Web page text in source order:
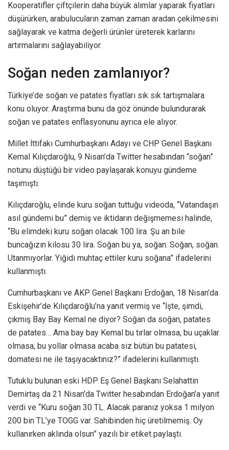
Kooperatifler çiftçilerin daha büyük alımlar yaparak fiyatları
düşürürken, arabulucuların zaman zaman aradan çekilmesini
sağlayarak ve katma değerli ürünler üreterek karlarını
artırmalarını sağlayabiliyor.
Soğan neden zamlanıyor?
Türkiye’de soğan ve patates fiyatları sık sık tartışmalara
konu oluyor. Araştırma bunu da göz önünde bulundurarak
soğan ve patates enflasyonunu ayrıca ele alıyor.
Millet İttifakı Cumhurbaşkanı Adayı ve CHP Genel Başkanı
Kemal Kılıçdaroğlu, 9 Nisan’da Twitter hesabından “soğan”
notunu düştüğü bir video paylaşarak konuyu gündeme
taşımıştı.
Kılıçdaroğlu, elinde kuru soğan tuttuğu videoda, “Vatandaşın
asıl gündemi bu” demiş ve iktidarın değişmemesi halinde,
“Bu elimdeki kuru soğan olacak 100 lira. Şu an bile
buncağızın kilosu 30 lira. Soğan bu ya, soğan. Soğan, soğan.
Utanmıyorlar. Yiğidi muhtaç ettiler kuru soğana” ifadelerini
kullanmıştı.
Cumhurbaşkanı ve AKP Genel Başkanı Erdoğan, 18 Nisan’da
Eskişehir’de Kılıçdaroğlu’na yanıt vermiş ve “İşte, şimdi,
çıkmış Bay Bay Kemal ne diyor? Soğan da soğan, patates
de patates… Ama bay bay Kemal bu tırlar olmasa, bu uçaklar
olmasa, bu yollar olmasa acaba siz bütün bu patatesi,
domatesi ne ile taşıyacaktınız?” ifadelerini kullanmıştı.
Tutuklu bulunan eski HDP Eş Genel Başkanı Selahattin
Demirtaş da 21 Nisan’da Twitter hesabından Erdoğan’a yanıt
verdi ve “Kuru soğan 30 TL. Alacak paranız yoksa 1 milyon
200 bin TL’ye TOGG var. Sahibinden hiç üretilmemiş. Oy
kullanırken aklında olsun” yazılı bir etiket paylaştı.